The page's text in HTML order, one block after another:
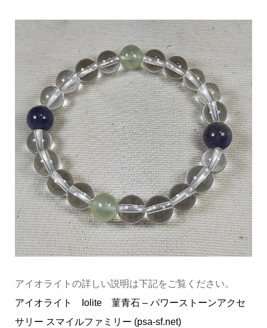
アイオライトの詳しい説明は下記をご覧ください。
アイオライト Iolite 菫青石 – パワーストーンアクセ
サリー スマイルファミリー (psa-sf.net)